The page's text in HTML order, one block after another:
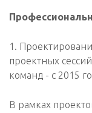
1.
проектных
команд - с 2015
В рамках